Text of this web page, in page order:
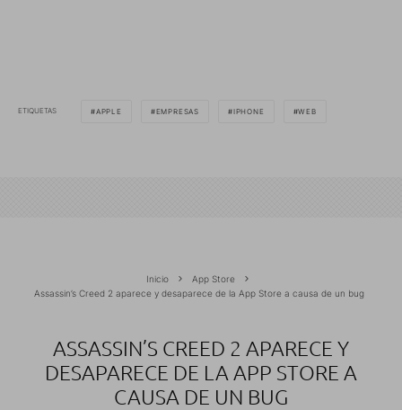
ETIQUETAS APPLE EMPRESAS IPHONE WEB
Inicio
App Store
Assassin’s Creed 2 aparece y desaparece de la App Store a causa de un bug
ASSASSIN’S CREED 2 APARECE Y
DESAPARECE DE LA APP STORE A
CAUSA DE UN BUG